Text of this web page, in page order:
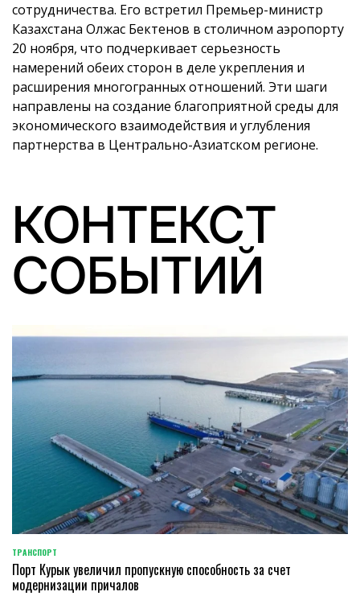
сотрудничества. Его встретил Премьер-министр
Казахстана Олжас Бектенов в столичном аэропорту
20 ноября, что подчеркивает серьезность
намерений обеих сторон в деле укрепления и
расширения многогранных отношений. Эти шаги
направлены на создание благоприятной среды для
экономического взаимодействия и углубления
партнерства в Центрально-Азиатском регионе.
КОНТЕКСТ
СОБЫТИЙ
POSTED
IN
ТРАНСПОРТ
Порт Курык увеличил пропускную способность за счет
модернизации причалов